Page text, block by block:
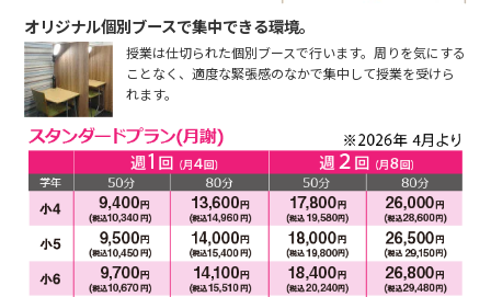
オリジナル個別ブースで集中できる環境。
授業は仕切られた個別ブースで行います。周りを気にする
ことなく、適度な緊張感のなかで集中して授業を受けら
れます。